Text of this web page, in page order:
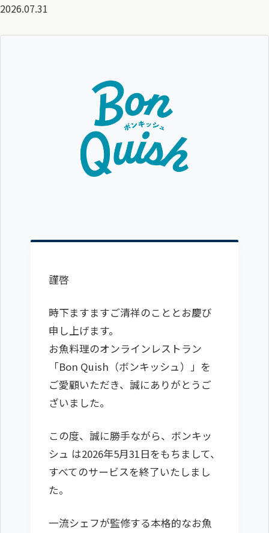
2026.07.31
謹啓
時下ますますご清祥のこととお慶び
申し上げます。
お魚料理のオンラインレストラン
「Bon Quish（ボンキッシュ）」を
ご愛顧いただき、誠にありがとうご
ざいました。
この度、誠に勝手ながら、ボンキッ
シュ は2026年5月31日をもちまして、
すべてのサービスを終了いたしまし
た。
一流シェフが監修する本格的なお魚